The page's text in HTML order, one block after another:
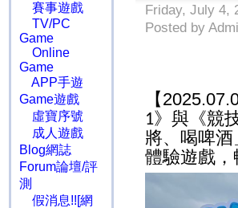
賽事遊戲
TV/PC
Game
Online
Game
APP手遊
Game遊戲
虛寶序號
成人遊戲
Blog網誌
Forum論壇/評
測
假消息!![網
Friday, July 4,
Posted by
【
1》與《競
將、喝啤
體驗遊戲